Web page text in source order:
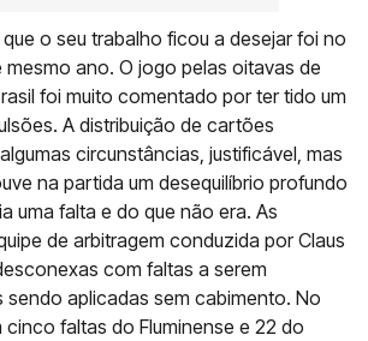
o seu trabalho ficou a desejar foi no
mesmo ano. O jogo pelas oitavas de
foi muito comentado por ter tido um
A distribuição de cartões
circunstâncias, justificável, mas
na partida um desequilíbrio profundo
uma falta e do que não era. As
de arbitragem conduzida por Claus
com faltas a serem
sendo aplicadas sem cabimento. No
faltas do Fluminense e 22 do